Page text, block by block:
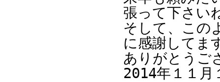
張って下さい
そして、この
に感謝してま
ありがとうご
2014年１１